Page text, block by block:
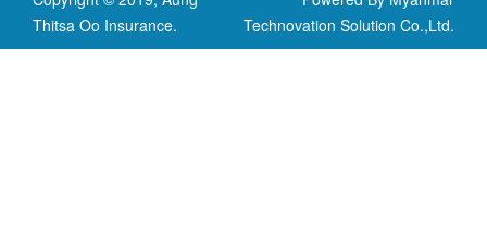
Thitsa Oo Insurance.
Technovation Solution Co.,Ltd.